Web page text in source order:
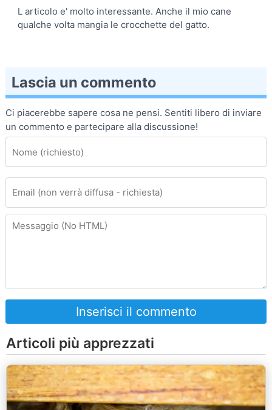
L articolo e' molto interessante. Anche il mio cane
qualche volta mangia le crocchette del gatto.
Lascia un commento
Ci piacerebbe sapere cosa ne pensi. Sentiti libero di inviare
un commento e partecipare alla discussione!
Inserisci il commento
Articoli più apprezzati